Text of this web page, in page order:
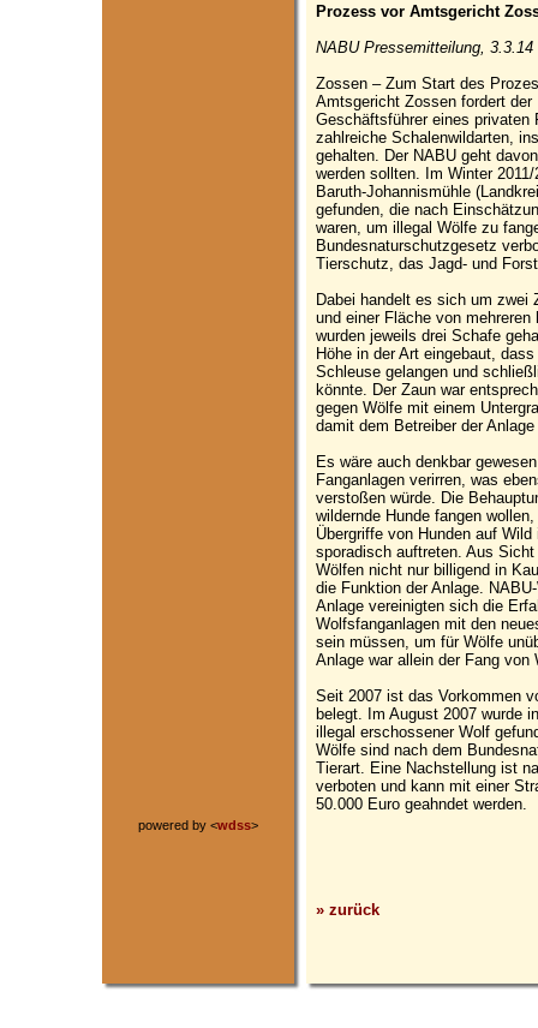
powered by <wdss>
Prozess vor Amtsgericht
NABU Pressemitteilung, 3.3.14
Zossen – Zum Start des
Amtsgericht Zossen fordert
Geschäftsführer eines privaten
zahlreiche Schalenwildarten,
gehalten. Der NABU geht
werden sollten. Im Winter
Baruth-Johannismühle
gefunden, die nach
waren, um illegal Wölfe zu
Bundesnaturschutzgesetz
Tierschutz, das Jagd- und
Dabei handelt es sich um zwei
und einer Fläche von
wurden jeweils drei Schafe
Höhe in der Art eingebaut,
Schleuse gelangen und
könnte. Der Zaun war
gegen Wölfe mit einem
damit dem Betreiber der
Es wäre auch denkbar
Fanganlagen verirren, was
verstoßen würde. Die
wildernde Hunde fangen
Übergriffe von Hunden auf
sporadisch auftreten. Aus
Wölfen nicht nur billigend in
die Funktion der Anlage.
Anlage vereinigten sich die
Wolfsfanganlagen mit den
sein müssen, um für Wölfe
Anlage war allein der Fang von
Seit 2007 ist das Vorkommen
belegt. Im August 2007 wurde
illegal erschossener Wolf
Wölfe sind nach dem
Tierart. Eine Nachstellung ist
verboten und kann mit einer
50.000 Euro geahndet werden.
» zurück